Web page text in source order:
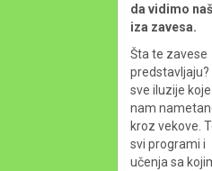
da vidimo
iza zavesa.
Šta te zavese
predstavljaju?
sve iluzije
nam
kroz vekove.
svi programi i
učenja sa